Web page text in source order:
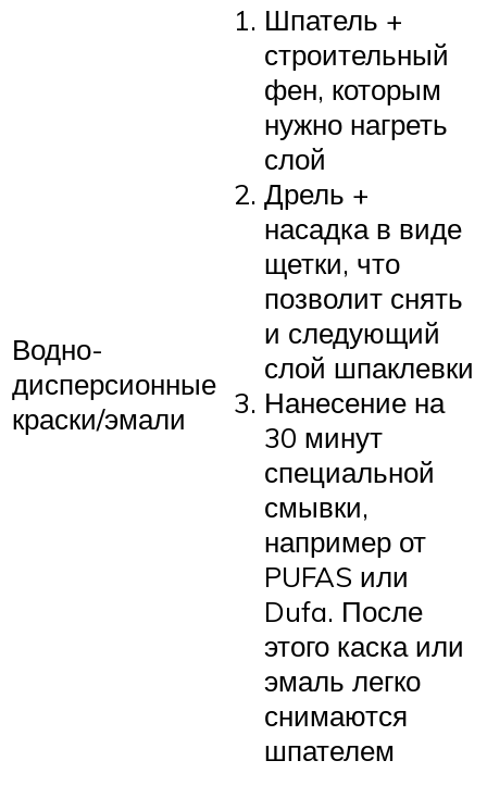
Водно-
дисперсионные
краски/эмали
Шпатель +
строительный
фен, которым
нужно нагреть
слой
Дрель +
насадка в виде
щетки, что
позволит снять
и следующий
слой шпаклевки
Нанесение на
30 минут
специальной
смывки,
например от
PUFAS или
Dufa. После
этого каска или
эмаль легко
снимаются
шпателем